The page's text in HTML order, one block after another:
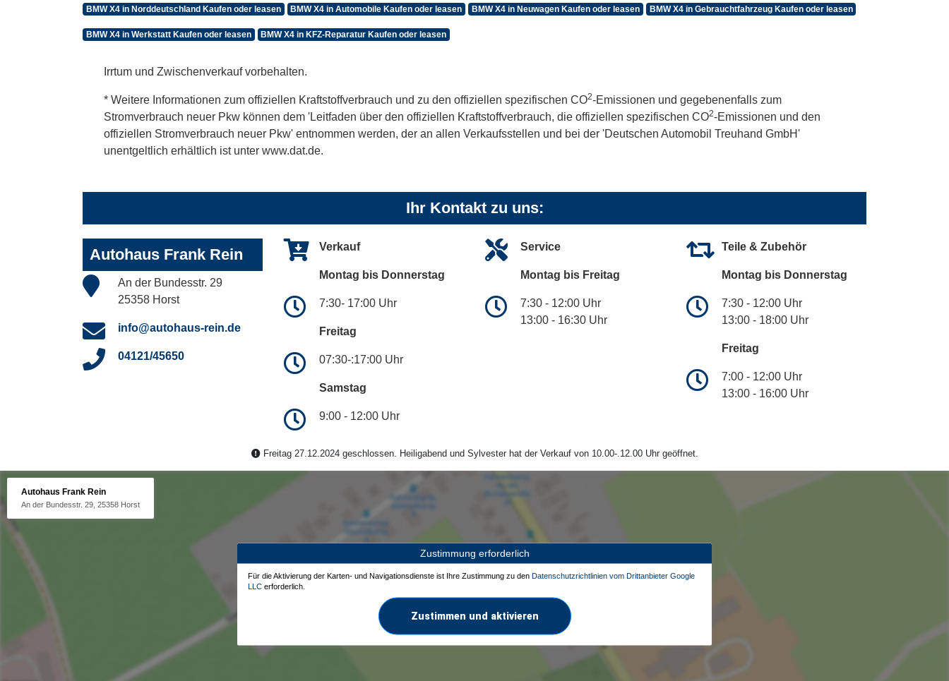
BMW X4 in Norddeutschland Kaufen oder leasen BMW X4 in Automobile Kaufen oder leasen BMW X4 in Neuwagen Kaufen oder leasen BMW X4 in Gebrauchtfahrzeug Kaufen oder leasen
BMW X4 in Werkstatt Kaufen oder leasen BMW X4 in KFZ-Reparatur Kaufen oder leasen
Irrtum und Zwischenverkauf vorbehalten.
* Weitere Informationen zum offiziellen Kraftstoffverbrauch und zu den offiziellen spezifischen CO2-Emissionen und gegebenenfalls zum
Stromverbrauch neuer Pkw können dem 'Leitfaden über den offiziellen Kraftstoffverbrauch, die offiziellen spezifischen CO2-Emissionen und den
offiziellen Stromverbrauch neuer Pkw' entnommen werden, der an allen Verkaufsstellen und bei der 'Deutschen Automobil Treuhand GmbH'
unentgeltlich erhältlich ist unter www.dat.de.
Ihr Kontakt zu uns:
Autohaus Frank Rein
An der Bundesstr. 29
25358 Horst
info@autohaus-rein.de
04121/45650
Verkauf
Montag bis Donnerstag
7:30- 17:00 Uhr
Freitag
07:30-:17:00 Uhr
Samstag
9:00 - 12:00 Uhr
Service
Montag bis Freitag
7:30 - 12:00 Uhr
13:00 - 16:30 Uhr
Teile & Zubehör
Montag bis Donnerstag
7:30 - 12:00 Uhr
13:00 - 18:00 Uhr
Freitag
7:00 - 12:00 Uhr
13:00 - 16:00 Uhr
Freitag 27.12.2024 geschlossen. Heiligabend und Sylvester hat der Verkauf von 10.00-.12.00 Uhr geöffnet.
Autohaus Frank Rein
An der Bundesstr. 29, 25358 Horst
Zustimmung erforderlich
Für die Aktivierung der Karten- und Navigationsdienste ist Ihre Zustimmung zu den Datenschutzrichtlinien vom Drittanbieter Google
LLC erforderlich.
Zustimmen und aktivieren